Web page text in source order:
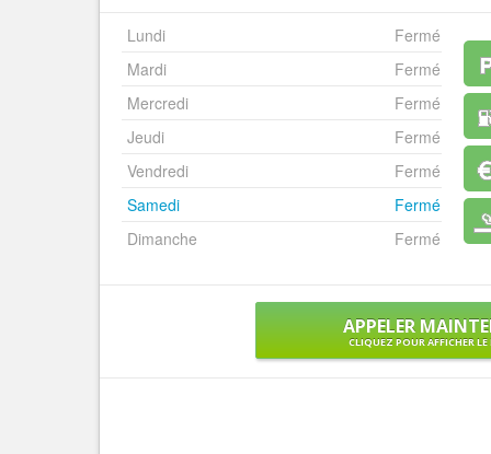
Lundi
Fermé
Mardi
Fermé
Mercredi
Fermé
Jeudi
Fermé
Vendredi
Fermé
Samedi
Fermé
Dimanche
Fermé
APPELER
CLIQUEZ POUR AFFICHER